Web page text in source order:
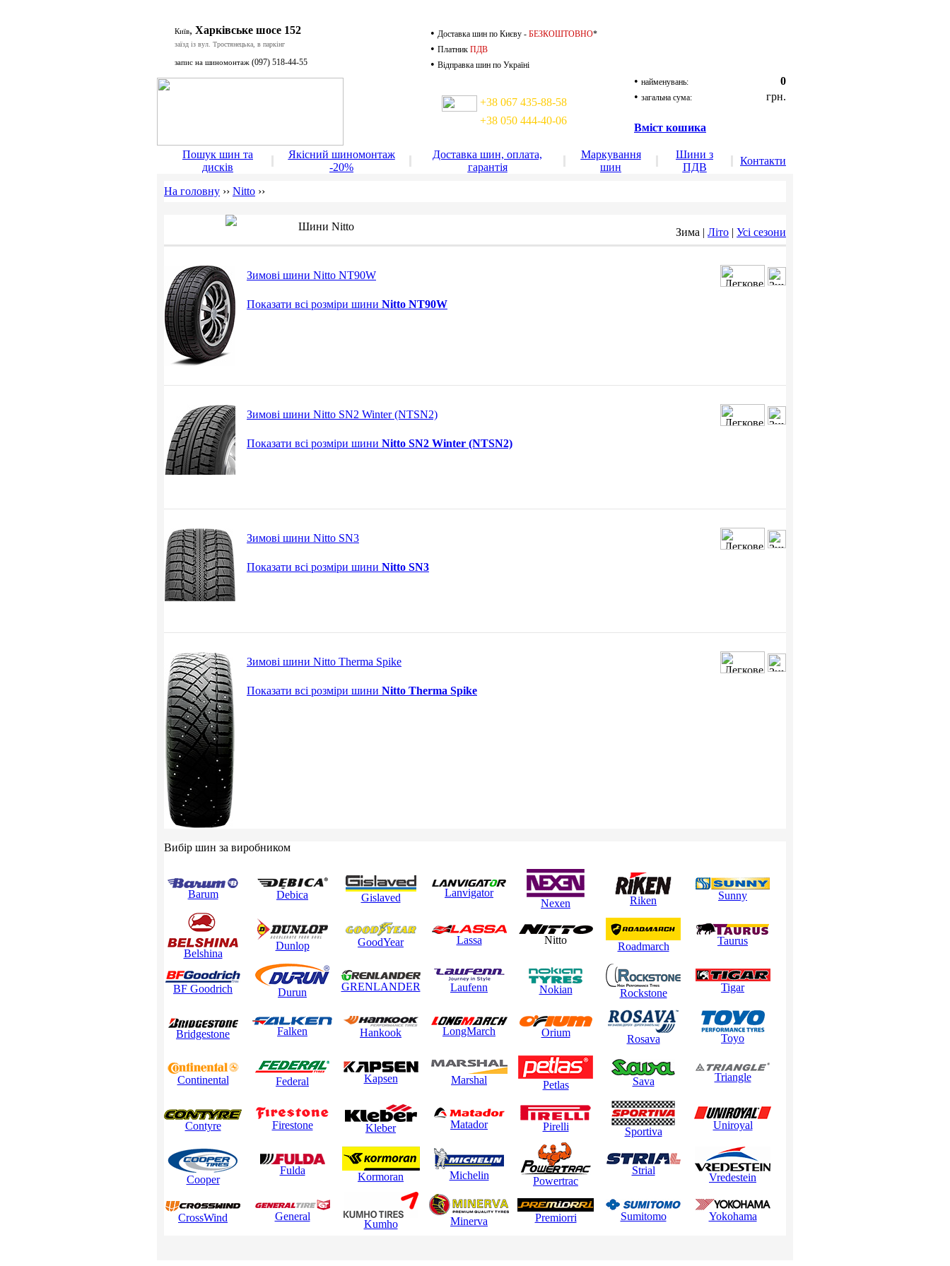
• найменувань:
0
• загальна сума: грн.
Вміст кошика
Київ, Харківське шосе 152
заїзд із вул. Тростянецька, в паркінг
запис на шиномонтаж (097) 518-44-55
• Доставка шин по Києву - БЕЗКОШТОВНО*
• Платник ПДВ
• Відправка шин по Україні
+38 067 435-88-58
+38 050 444-40-06
Пошук шин та
дисків
Якісний шиномонтаж
-20%
Доставка шин, оплата,
гарантія
Маркування
шин
Шини з
ПДВ
Контакти
На головну ›› Nitto ››
Шини Nitto Зима | Літо | Усі сезони
Зимові шини Nitto NT90W
Показати всі розміри шини Nitto NT90W
Зимові шини Nitto SN2 Winter (NTSN2)
Показати всі розміри шини Nitto SN2 Winter (NTSN2)
Зимові шини Nitto SN3
Показати всі розміри шини Nitto SN3
Зимові шини Nitto Therma Spike
Показати всі розміри шини Nitto Therma Spike
Вибір шин за виробником
Barum
Belshina
BF Goodrich
Bridgestone
Continental
Contyre
Cooper
CrossWind
Debica
Dunlop
Durun
Falken
Federal
Firestone
Fulda
General
Gislaved
GoodYear
GRENLANDER
Hankook
Kapsen
Kleber
Kormoran
Kumho
Lanvigator
Lassa
Laufenn
LongMarch
Marshal
Matador
Michelin
Minerva
Nexen
Nitto
Nokian
Orium
Petlas
Pirelli
Powertrac
Premiorri
Riken
Roadmarch
Rockstone
Rosava
Sava
Sportiva
Strial
Sumitomo
Sunny
Taurus
Tigar
Toyo
Triangle
Uniroyal
Vredestein
Yokohama